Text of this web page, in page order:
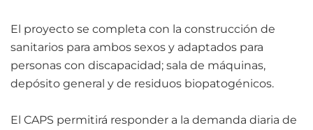
El proyecto se completa con la construcción de
sanitarios para ambos sexos y adaptados para
personas con discapacidad; sala de máquinas,
depósito general y de residuos biopatogénicos.
El CAPS permitirá responder a la demanda diaria de